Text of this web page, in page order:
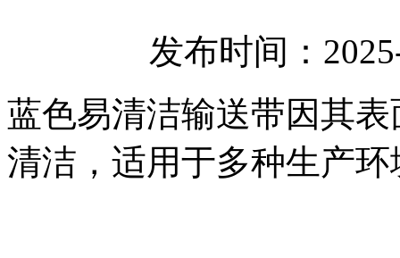
发布时间：
蓝色易清洁输送带因其
清洁，适用于多种生产环